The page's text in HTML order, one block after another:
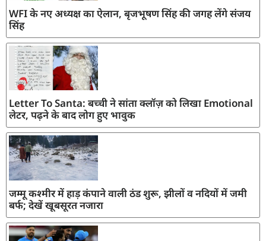
WFI के नए अध्यक्ष का ऐलान, बृजभूषण सिंह की जगह लेंगे संजय
सिंह
Letter To Santa: बच्ची ने सांता क्लॉज़ को लिखा Emotional
लेटर, पढ़ने के बाद लोग हुए भावुक
जम्मू कश्मीर में हाड़ कंपाने वाली ठंड शुरू, झीलों व नदियों में जमी
बर्फ; देखें खूबसूरत नजारा